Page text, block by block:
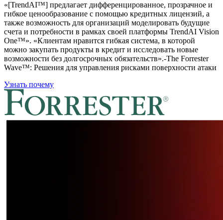
«[TrendAI™] предлагает дифференцированное, прозрачное и
гибкое ценообразование с помощью кредитных лицензий, а
также возможность для организаций моделировать будущие
счета и потребности в рамках своей платформы TrendAI Vision
One™». «Клиентам нравится гибкая система, в которой
можно закупать продукты в кредит и исследовать новые
возможности без долгосрочных обязательств».-The Forrester
Wave™: Решения для управления рисками поверхности атаки
Узнать почему